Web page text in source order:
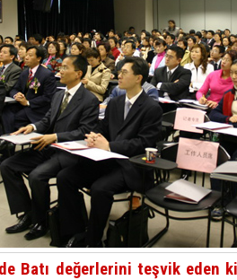
Batı değerlerini teşvik eden